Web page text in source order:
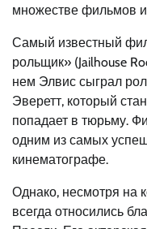
множестве фильмов
Самый известный
рольщик» (Jailhouse
нем Элвис сыграл
Эверетт, который
попадает в тюрьму.
одним из самых
кинематографе.
Однако, несмотря на
всегда относились